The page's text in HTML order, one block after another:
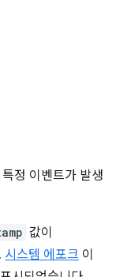
정 이벤트가 발생
값이
시스템 에포크 이